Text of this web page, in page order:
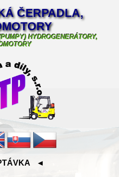
ČERPADLA,
HYDROGENERÁTORY,
◄